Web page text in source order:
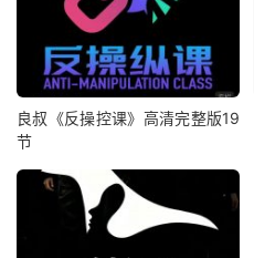
良叔《反操控课》高清完整版19
节